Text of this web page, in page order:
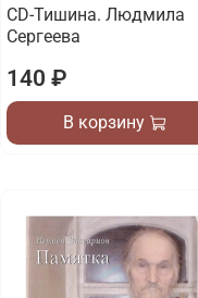
CD-Тишина. Людмила
Сергеева
140 ₽
В корзину